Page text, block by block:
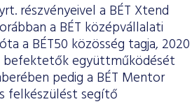
részvényeivel a BÉT Xtend
a BÉT középvállalati
a BÉT50 közösség tagja, 2020
befektetők együttműködését
pedig a BÉT Mentor
felkészülést segítő